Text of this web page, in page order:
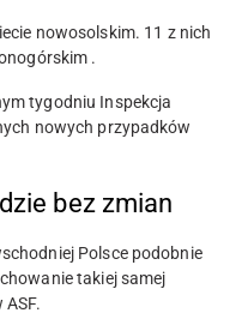
nowosolskim. 11 z nich
.
tygodniu Inspekcja
nowych przypadków
bez zmian
Polsce podobnie
takiej samej